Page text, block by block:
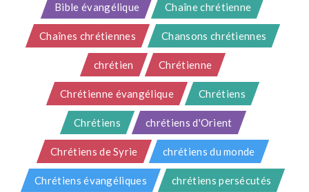
Bible évangélique Chaîne chrétienne
Chaînes chrétiennes Chansons chrétiennes
chrétien Chrétienne
Chrétienne évangélique Chrétiens
Chrétiens chrétiens d'Orient
Chrétiens de Syrie chrétiens du monde
Chrétiens évangéliques chrétiens persécutés